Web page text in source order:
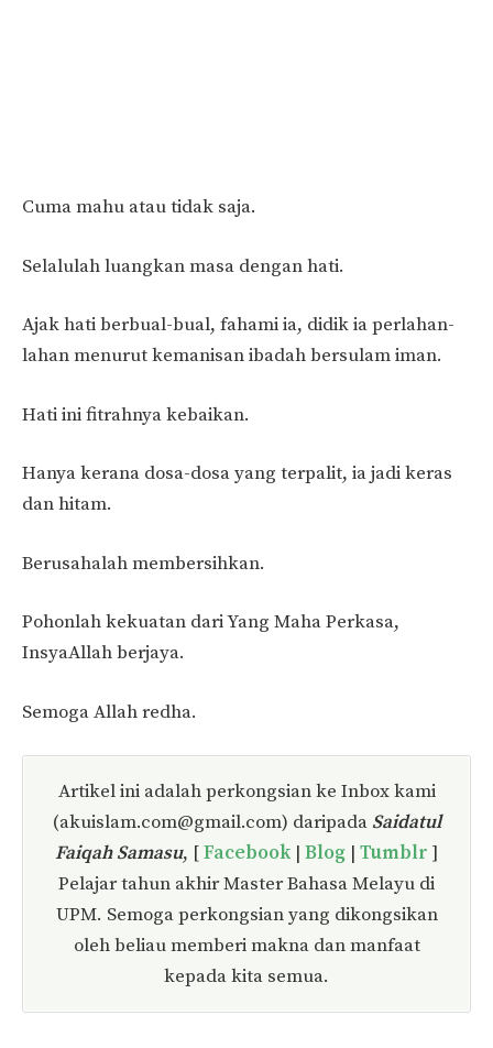
Cuma mahu atau tidak saja.
Selalulah luangkan masa dengan hati.
Ajak hati berbual-bual, fahami ia, didik ia perlahan-
lahan menurut kemanisan ibadah bersulam iman.
Hati ini fitrahnya kebaikan.
Hanya kerana dosa-dosa yang terpalit, ia jadi keras
dan hitam.
Berusahalah membersihkan.
Pohonlah kekuatan dari Yang Maha Perkasa,
InsyaAllah berjaya.
Semoga Allah redha.
Artikel ini adalah perkongsian ke Inbox kami
(akuislam.com@gmail.com) daripada Saidatul
Faiqah Samasu, [Facebook| Blog | Tumblr ]
Pelajar tahun akhir Master Bahasa Melayu di
UPM. Semoga perkongsian yang dikongsikan
oleh beliau memberi makna dan manfaat
kepada kita semua.